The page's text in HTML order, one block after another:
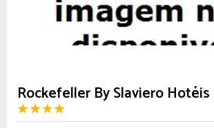
Rockefeller By Slaviero Hotéis